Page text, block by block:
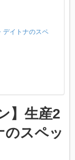
デイトナのスペ
】生産2
のスペッ